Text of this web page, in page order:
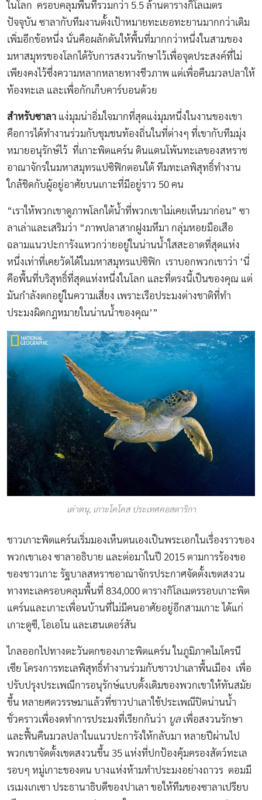
ในโลก ครอบคลุมพื้นที่รวมกว่า 5.5 ล้านตารางกิโลเมตร
ปัจจุบัน ซาลากับทีมงานตั้งเป้าหมายทะเยอทะยานมากกว่าเดิม
เพิ่มอีกข้อหนึ่ง นั่นคือผลักดันให้พื้นที่มากกว่าหนึ่งในสามของ
มหาสมุทรของโลกได้รับการสงวนรักษาไว้เพื่อจุดประสงค์ที่ไม่
เพียงคงไว้ซึ่งความหลากหลายทางชีวภาพ แต่เพื่อคืนมวลปลาให้
ท้องทะเล และเพื่อกักเก็บคาร์บอนด้วย
สำหรับซาลา แง่มุมน่าอิ่มใจมากที่สุดแง่มุมหนึ่งในงานของเขา
คือการได้ทำงานร่วมกับชุมชนท้องถิ่นในที่ต่างๆ ที่เขากับทีมมุ่ง
หมายอนุรักษ์ไว้ ที่เกาะพิตแคร์น ดินแดนโพ้นทะเลของสหราช
อาณาจักรในมหาสมุทรแปซิฟิกตอนใต้ ทีมทะเลพิสุทธิ์ทำงาน
ใกล้ชิดกับผู้อยู่อาศัยบนเกาะที่มีอยู่ราว 50 คน
“เราให้พวกเขาดูภาพโลกใต้น้ำที่พวกเขาไม่เคยเห็นมาก่อน” ซา
ลาเล่าและเสริมว่า “ภาพปลาสากฝูงมหึมา กลุ่มหอยมือเสือ
ฉลามแนวปะการังแหวกว่ายอยู่ในน่านน้ำใสสะอาดที่สุดแห่ง
หนึ่งเท่าที่เคยวัดได้ในมหาสมุทรแปซิฟิก เราบอกพวกเขาว่า ‘นี่
คือพื้นที่บริสุทธิ์ที่สุดแห่งหนึ่งในโลก และที่ตรงนี้เป็นของคุณ แต่
มันกำลังตกอยู่ในความเสี่ยง เพราะเรือประมงต่างชาติที่ทำ
ประมงผิดกฎหมายในน่านน้ำของคุณ’”
เต่าตนุ, เกาะโคโคส ประเทศคอสตาริกา
ชาวเกาะพิตแคร์นเริ่มมองเห็นตนเองเป็นพระเอกในเรื่องราวของ
พวกเขาเอง ซาลาอธิบาย และต่อมาในปี 2015 ตามการร้องขอ
ของชาวเกาะ รัฐบาลสหราชอาณาจักรประกาศจัดตั้งเขตสงวน
ทางทะเลครอบคลุมพื้นที่ 834,000 ตารางกิโลเมตรรอบเกาะพิต
แคร์นและเกาะเพื่อนบ้านที่ไม่มีคนอาศัยอยู่อีกสามเกาะ ได้แก่
เกาะดูซี, โอเอโน และเฮนเดอร์สัน
ไกลออกไปทางตะวันตกของเกาะพิตแคร์น ในภูมิภาคไมโครนี
เซีย โครงการทะเลพิสุทธิ์ทำงานร่วมกับชาวปาเลาพื้นเมือง เพื่อ
ปรับปรุงประเพณีการอนุรักษ์แบบดั้งเดิมของพวกเขาให้ทันสมัย
ขึ้น หลายศตวรรษมาแล้วที่ชาวปาเลาใช้ประเพณีปิดน่านน้ำ
ชั่วคราวเพื่องดทำการประมงที่เรียกกันว่า บูลเพื่อสงวนรักษา
และฟื้นคืนมวลปลาในแนวปะการังให้กลับมา หลายปีผ่านไป
พวกเขาจัดตั้งเขตสงวนขึ้น 35 แห่งที่ปกป้องคุ้มครองสัตว์ทะเล
รอบๆ หมู่เกาะของตน บางแห่งห้ามทำประมงอย่างถาวร ตอมมี
เรเมงเกเซา ประธานาธิบดีของปาเลา ขอให้ทีมของซาลาเปรียบ